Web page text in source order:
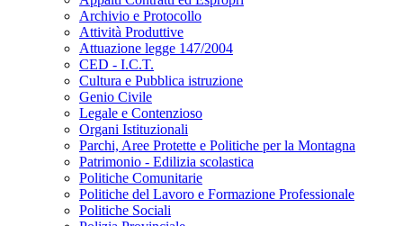
Archivio e Protocollo
Attività Produttive
Attuazione legge 147/2004
CED - I.C.T.
Cultura e Pubblica istruzione
Genio Civile
Legale e Contenzioso
Organi Istituzionali
Parchi, Aree Protette e Politiche per la Montagna
Patrimonio - Edilizia scolastica
Politiche Comunitarie
Politiche del Lavoro e Formazione Professionale
Politiche Sociali